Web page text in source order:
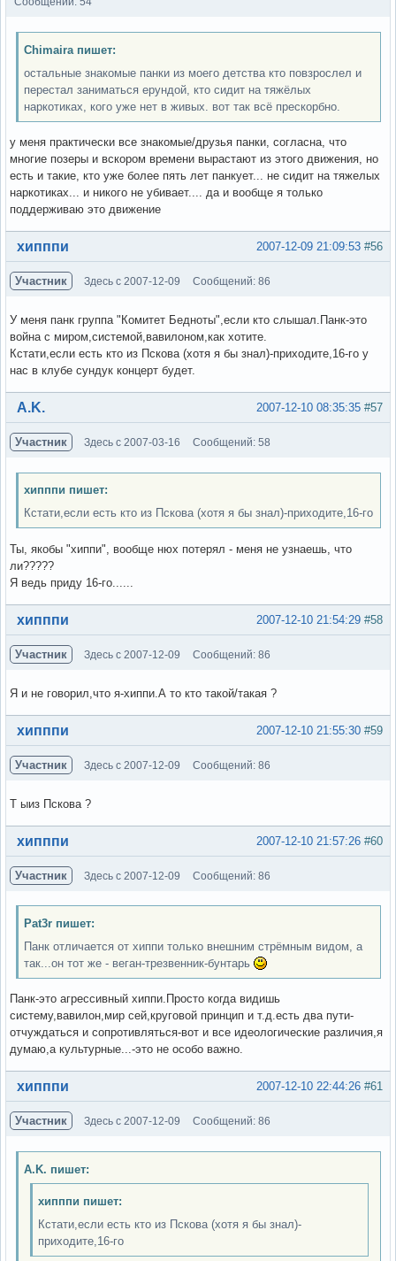
Chimaira пишет:
остальные знакомые панки из моего детства кто повзрослел и
перестал заниматься ерундой, кто сидит на тяжёлых
наркотиках, кого уже нет в живых. вот так всё прескорбно.
у меня практически все знакомые/друзья панки, согласна, что
многие позеры и вскором времени вырастают из этого движения, но
есть и такие, кто уже более пять лет панкует... не сидит на тяжелых
наркотиках... и никого не убивает.... да и вообще я только
поддерживаю это движение
Вне форума #56
2007-12-09 21:09:53
хипппи
Участник Здесь с 2007-12-09 Сообщений: 86
У меня панк группа "Комитет Бедноты",если кто слышал.Панк-это
война с миром,системой,вавилоном,как хотите.
Кстати,если есть кто из Пскова (хотя я бы знал)-приходите,16-го у
нас в клубе сундук концерт будет.
Вне форума #57
2007-12-10 08:35:35
A.K.
Участник Здесь с 2007-03-16 Сообщений: 58
хипппи пишет:
Кстати,если есть кто из Пскова (хотя я бы знал)-приходите,16-го
Ты, якобы "хиппи", вообще нюх потерял - меня не узнаешь, что
ли?????
Я ведь приду 16-го......
Вне форума #58
2007-12-10 21:54:29
хипппи
Участник Здесь с 2007-12-09 Сообщений: 86
Я и не говорил,что я-хиппи.А то кто такой/такая ?
Вне форума #59
2007-12-10 21:55:30
хипппи
Участник Здесь с 2007-12-09 Сообщений: 86
Т ыиз Пскова ?
Вне форума #60
2007-12-10 21:57:26
хипппи
Участник Здесь с 2007-12-09 Сообщений: 86
Pat3r пишет:
Панк отличается от хиппи только внешним стрёмным видом, а
так...он тот же - веган-трезвенник-бунтарь
Панк-это агрессивный хиппи.Просто когда видишь
систему,вавилон,мир сей,круговой принцип и т.д.есть два пути-
отчуждаться и сопротивляться-вот и все идеологические различия,я
думаю,а культурные...-это не особо важно.
Вне форума #61
2007-12-10 22:44:26
хипппи
Участник Здесь с 2007-12-09 Сообщений: 86
A.K. пишет:
хипппи пишет:
Кстати,если есть кто из Пскова (хотя я бы знал)-
приходите,16-го